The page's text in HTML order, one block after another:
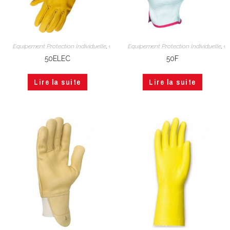
Equipement Protection Individuelle Gants cuir,Main
50ELEC
Lire la suite
Equipement Protection Individuelle
50F
Lire la suite